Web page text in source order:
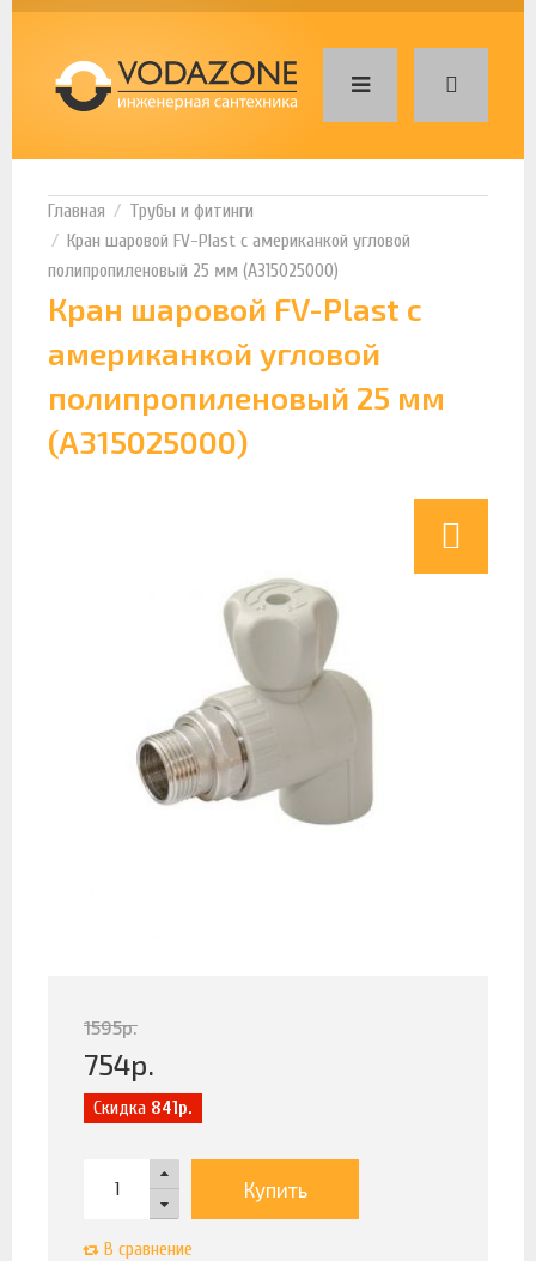
Трубы и фитинги
Кран шаровой FV-Plast с американкой угловой
полипропиленовый 25 мм (A315025000)
Кран шаровой FV-Plast с
американкой угловой
полипропиленовый 25 мм
(A315025000)
1595р.
754р.
Скидка 841р.
Купить
В сравнение